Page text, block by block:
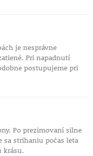
je nesprávne
Pri napadnutí
postupujeme pri
Po prezimovaní silne
sa strihaniu počas leta
krásu.